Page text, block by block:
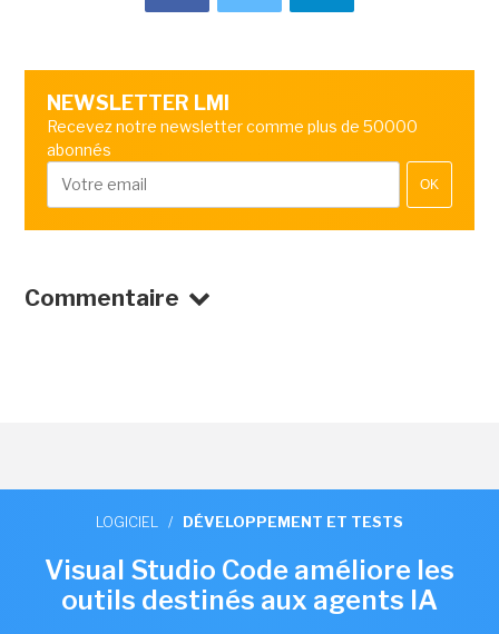
NEWSLETTER LMI
Recevez notre newsletter comme plus de 50000
abonnés
OK
Commentaire
LOGICIEL / DÉVELOPPEMENT ET TESTS
Visual Studio Code améliore les
outils destinés aux agents IA